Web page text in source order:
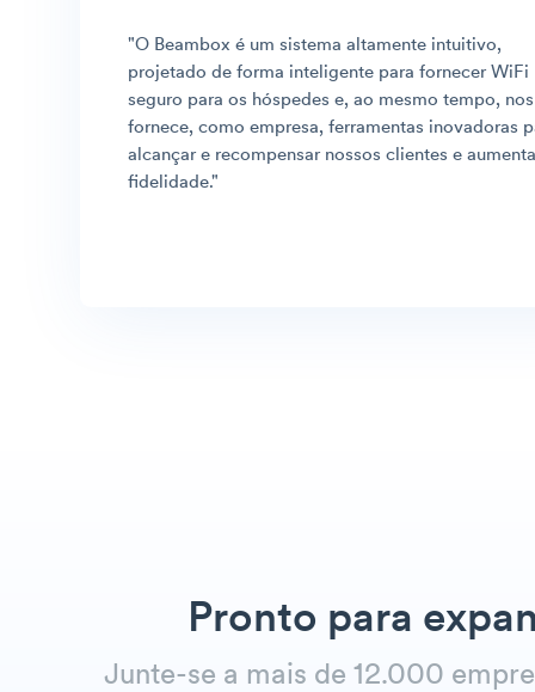
"O Beambox é um sistema altamente intuitivo,
projetado de forma inteligente para fornecer WiFi
seguro para os hóspedes e, ao mesmo tempo, nos
fornece, como empresa, ferramentas inovadoras
alcançar e recompensar nossos clientes e
fidelidade."
Pronto para
Junte-se a mais de 12.000